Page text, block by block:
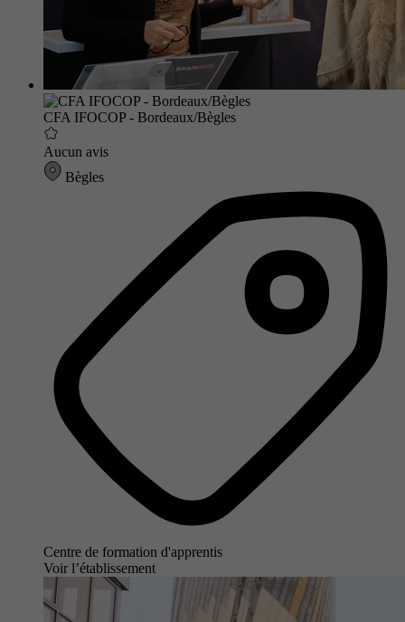
CFA IFOCOP - Bordeaux/Bègles
Aucun avis
Bègles
Centre de formation d'apprentis
Voir l’établissement